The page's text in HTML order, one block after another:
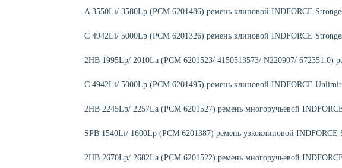
A 3550Li/ 3580Lp (РСМ 6201486) ремень клиновой INDFORCE
C 4942Li/ 5000Lp (РСМ 6201326) ремень клиновой INDFORCE
2HB 1995Lp/ 2010La (РСМ 6201523/ 4150513573/ N220907/ 672351.0)
C 4942Li/ 5000Lp (РСМ 6201495) ремень клиновой INDFORCE
2HB 2245Lp/ 2257La (PCM 6201527) ремень многоручьевой
SPB 1540Li/ 1600Lp (РСМ 6201387) ремень узкоклиновой INDFORCE
2HB 2670Lp/ 2682La (PCM 6201522) ремень многоручьевой